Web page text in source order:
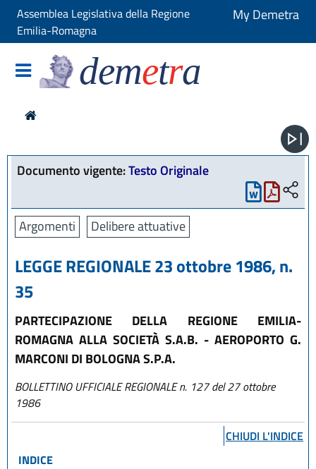
Assemblea Legislativa della Regione
Emilia-Romagna
My Demetra
demetra
Documento vigente:Testo Originale
Argomenti Delibere attuative
LEGGE REGIONALE 23 ottobre 1986, n.
35
PARTECIPAZIONE DELLA REGIONE EMILIA-
ROMAGNA ALLA SOCIETÀ S.A.B. - AEROPORTO G.
MARCONI DI BOLOGNA S.P.A.
BOLLETTINO UFFICIALE REGIONALE n. 127 del 27 ottobre
1986
CHIUDI L'INDICE
INDICE